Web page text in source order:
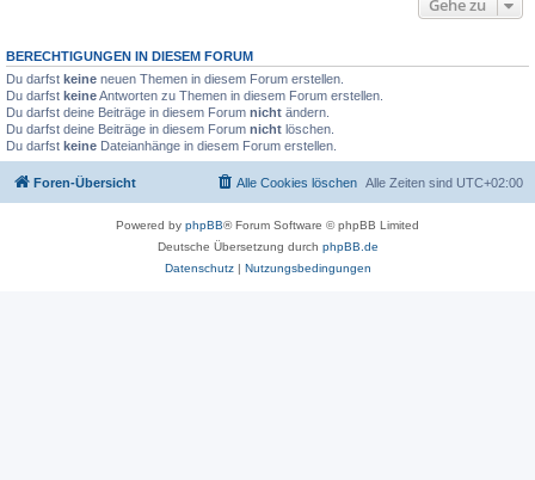
Gehe zu
BERECHTIGUNGEN IN DIESEM FORUM
Du darfst keine neuen Themen in diesem Forum erstellen.
Du darfst keineAntworten zu Themen in diesem Forum erstellen.
Du darfst deine Beiträge in diesem Forum nicht ändern.
Du darfst deine Beiträge in diesem Forum nicht löschen.
Du darfst keine Dateianhänge in diesem Forum erstellen.
Foren-Übersicht Alle Zeiten sind UTC+02:00
Alle Cookies löschen
Powered by phpBB® Forum Software © phpBB Limited
Deutsche Übersetzung durch phpBB.de
Datenschutz| Nutzungsbedingungen